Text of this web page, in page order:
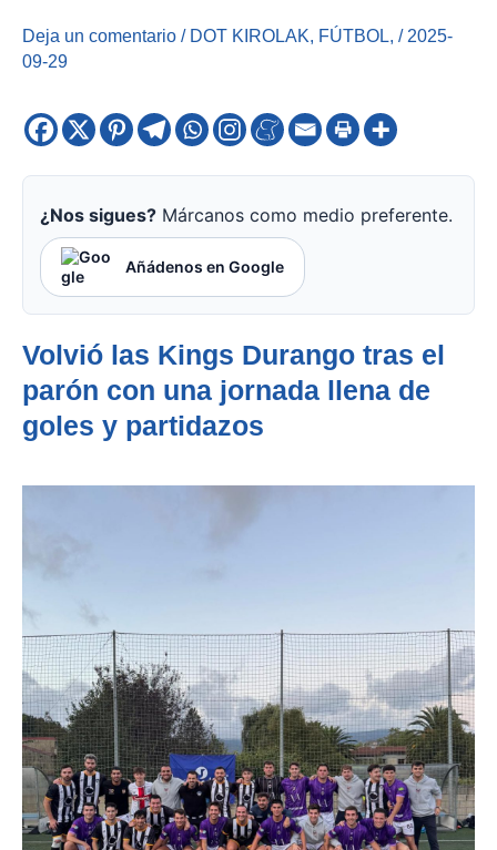
Deja un comentario / DOT KIROLAK, FÚTBOL, / 2025-
09-29
¿Nos sigues? Márcanos como medio preferente.
Añádenos en Google
Volvió las Kings Durango tras el
parón con una jornada llena de
goles y partidazos